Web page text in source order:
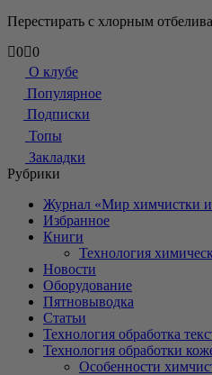
Перестирать с хлорным
Голосуйте
палец
вниз.
0 Голосуйте
-
палец
вверх.
0
О клубе
Популярное
Подписки
Топы
Закладки
Рубрики
Журнал «Мир химчистки и
Избранное
Книги
Технология
Новости
Оборудование
Пятновыводка
Статьи
Технология обработка
Технология обработки
Особенности